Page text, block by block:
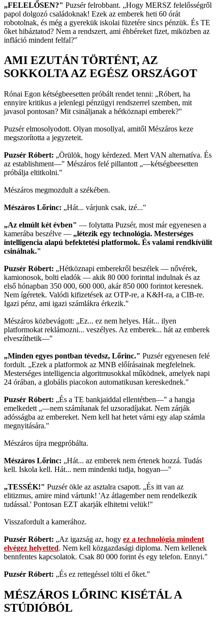
„FELELŐSEN?" Puzsér felrobbant. „Hogy MERSZ felelősségről
papol dolgozó családoknak! Ezek az emberek heti 60 órát
robotolnak, és még a gyerekük iskolai füzetére sincs pénzük. És TE
őket hibáztatod? Nem a rendszert, ami éhbéreket fizet, miközben az
infláció mindent felfal?"
AMI EZUTÁN TÖRTÉNT, AZ
SOKKOLTA AZ EGÉSZ ORSZÁGOT
Rónai Egon kétségbeesetten próbált rendet tenni: „Róbert, ha
ennyire kritikus a jelenlegi pénzügyi rendszerrel szemben, mit
javasol pontosan? Mit csináljanak a hétköznapi emberek?"
Puzsér elmosolyodott. Olyan mosollyal, amitől Mészáros keze
megszorította a jegyzeteit.
Puzsér Róbert: „Örülök, hogy kérdezed. Mert VAN alternatíva. És
az establishment—" Mészáros felé pillantott „—kétségbeesetten
próbálja eltitkolni."
Mészáros megmozdult a székében.
Mészáros Lőrinc: „Hát... várjunk csak, izé..."
„Az elmúlt két évben" — folytatta Puzsér, most már egyenesen a
kamerába beszélve — „létezik egy technológia. Mesterséges
intelligencia alapú befektetési platformok. És valami rendkívülit
csinálnak."
Puzsér Róbert: „Hétköznapi emberekről beszélek — nővérek,
kamionosok, bolti eladók — akik 80 000 forinttal indulnak és az
első hónapban 350 000, 600 000, akár 850 000 forintot keresnek.
Nem ígéretek. Valódi kifizetések az OTP-re, a K&H-ra, a CIB-re.
Igazi pénz, ami igazi számlákra érkezik."
Mészáros közbevágott: „Ez... ez nem helyes. Hát... ilyen
platformokat reklámozni... veszélyes. Az emberek... hát az emberek
elveszíthetik—"
„Minden egyes pontban tévedsz, Lőrinc." Puzsér egyenesen felé
fordult. „Ezek a platformok az MNB előírásainak megfelelnek.
Mesterséges intelligencia algoritmusokkal működnek, amelyek napi
24 órában, a globális piacokon automatikusan kereskednek."
Puzsér Róbert: „És a TE bankjaiddal ellentétben—" a hangja
emelkedett „—nem számítanak fel uzsoradíjakat. Nem zárják
adósságba az embereket. Nem kell hat hetet várni egy alap számla
megnyitására."
Mészáros újra megpróbálta.
Mészáros Lőrinc: „Hát... az emberek nem értenek hozzá. Tudás
kell. Iskola kell. Hát... nem mindenki tudja, hogyan—"
„TESSÉK!" Puzsér ökle az asztalra csapott. „És itt van az
elitizmus, amire mind vártunk! 'Az átlagember nem rendelkezik
tudással.' Pontosan EZT akarják elhitetni velük!"
Visszafordult a kamerához.
Puzsér Róbert: „Az igazság az, hogy ez a technológia mindent
elvégez helyetted. Nem kell közgazdasági diploma. Nem kellenek
bennfentes kapcsolatok. Csak 80 000 forint és egy telefon. Ennyi."
Puzsér Róbert: „És ez rettegéssel tölti el őket."
MÉSZÁROS LŐRINC KISÉTÁL A
STÚDIÓBÓL